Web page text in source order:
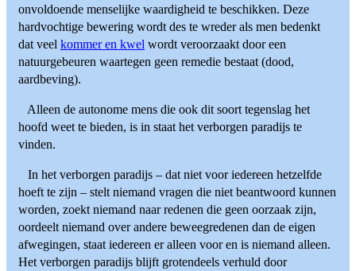
onvoldoende menselijke waardigheid te beschikken. Deze
hardvochtige bewering wordt des te wreder als men bedenkt
dat veel kommer en kwel wordt veroorzaakt door een
natuurgebeuren waartegen geen remedie bestaat (dood,
aardbeving).
Alleen de autonome mens die ook dit soort tegenslag het
hoofd weet te bieden, is in staat het verborgen paradijs te
vinden.
In het verborgen paradijs – dat niet voor iedereen hetzelfde
hoeft te zijn – stelt niemand vragen die niet beantwoord kunnen
worden, zoekt niemand naar redenen die geen oorzaak zijn,
oordeelt niemand over andere beweegredenen dan de eigen
afwegingen, staat iedereen er alleen voor en is niemand alleen.
Het verborgen paradijs blijft grotendeels verhuld door